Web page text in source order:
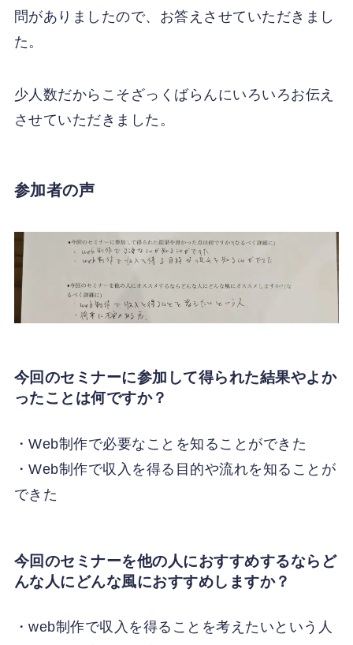
問がありましたので、お答えさせていただきまし
た。
少人数だからこそざっくばらんにいろいろお伝え
させていただきました。
参加者の声
今回のセミナーに参加して得られた結果やよか
ったことは何ですか？
・Web制作で必要なことを知ることができた
・Web制作で収入を得る目的や流れを知ることが
できた
今回のセミナーを他の人におすすめするならど
んな人にどんな風におすすめしますか？
・web制作で収入を得ることを考えたいという人